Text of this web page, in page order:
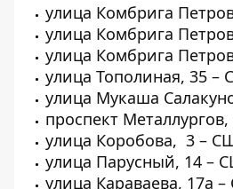
улица Комбрига
улица Комбрига
улица Комбрига
улица Тополиная, 35
улица Мукаша
проспект
улица Коробова, 3 –
улица Парусный, 14 –
улица Караваева, 17а